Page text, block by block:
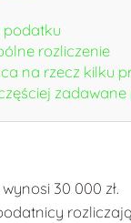
podatku
rozliczenie
na rzecz kilku
30 000 zł.